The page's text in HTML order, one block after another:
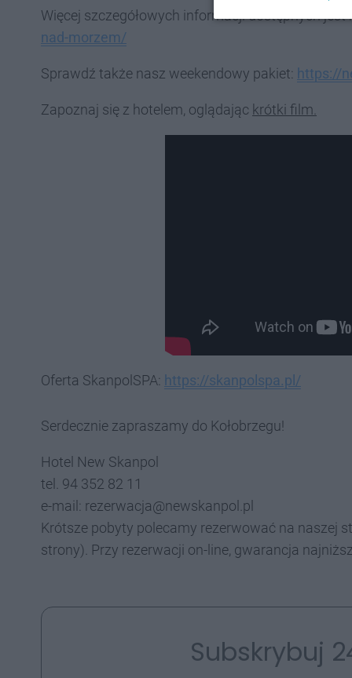
Więcej szczegółowych informacji dostępnych
nad-morzem/
Sprawdź także nasz weekendowy pakiet: https://
Zapoznaj się z hotelem, oglądając krótki film.
Oferta SkanpolSPA: https://skanpolspa.pl/
Serdecznie zapraszamy do Kołobrzegu!
Hotel New Skanpol
tel. 94 352 82 11
e-mail: rezerwacja@newskanpol.pl
Krótsze pobyty polecamy rezerwować na naszej
strony). Przy rezerwacji on-line, gwarancja
Subskrybuj